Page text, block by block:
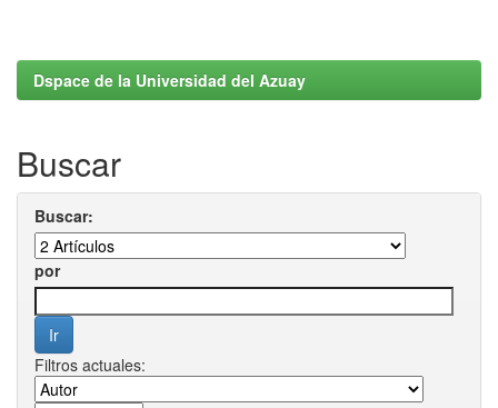
Dspace de la Universidad del Azuay
Buscar
Buscar:
por
Filtros actuales: